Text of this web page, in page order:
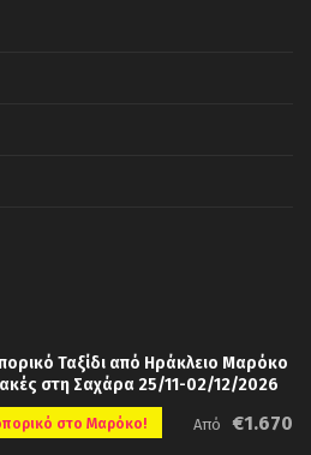
Ταξίδι από Ηράκλειο Μαρόκο
στη Σαχάρα 25/11-02/12/2026
στο Μαρόκο! Από €1.670